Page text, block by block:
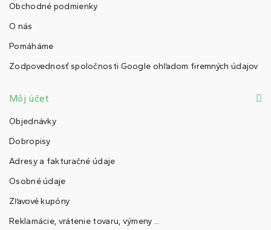
Obchodné podmienky
O nás
Pomáháme
Zodpovednosť spoločnosti Google ohľadom firemných údajov
Môj účet
Objednávky
Dobropisy
Adresy a fakturačné údaje
Osobné údaje
Zľavové kupóny
Reklamácie, vrátenie tovaru, výmeny ...